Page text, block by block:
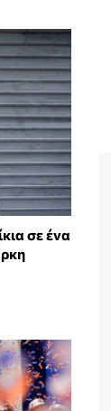
σε ένα